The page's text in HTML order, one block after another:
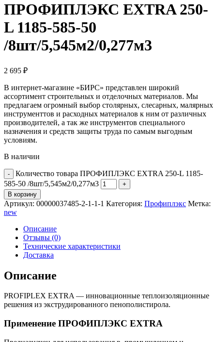
ПРОФИПЛЭКС EXTRA 250-
L 1185-585-50
/8шт/5,545м2/0,277м3
2 695 ₽
В интернет-магазине «БИРС» представлен широкий
ассортимент строительных и отделочных материалов. Мы
предлагаем огромный выбор столярных, слесарных, малярных
инструменттов и расходных материалов к ним от различных
производителей, а так же инструментов специального
назначения и средств защиты труда по самым выгодным
условиям.
В наличии
Количество товара ПРОФИПЛЭКС EXTRA 250-L 1185-
585-50 /8шт/5,545м2/0,277м3
В корзину
Артикул: 00000037485-2-1-1-1 Категория: Профиплэкс Метка:
new
Описание
Отзывы (0)
Технические характеристики
Доставка
Описание
PROFIPLEX EXTRA — инновационные теплоизоляционные
решения из экструдированного пенополистирола.
Применение ПРОФИПЛЭКС EXTRA